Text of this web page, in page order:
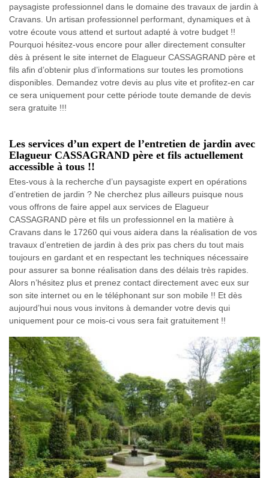
paysagiste professionnel dans le domaine des travaux de jardin à
Cravans. Un artisan professionnel performant, dynamiques et à
votre écoute vous attend et surtout adapté à votre budget !!
Pourquoi hésitez-vous encore pour aller directement consulter
dès à présent le site internet de Elagueur CASSAGRAND père et
fils afin d’obtenir plus d’informations sur toutes les promotions
disponibles. Demandez votre devis au plus vite et profitez-en car
ce sera uniquement pour cette période toute demande de devis
sera gratuite !!!
Les services d’un expert de l’entretien de jardin avec
Elagueur CASSAGRAND père et fils actuellement
accessible à tous !!
Etes-vous à la recherche d’un paysagiste expert en opérations
d’entretien de jardin ? Ne cherchez plus ailleurs puisque nous
vous offrons de faire appel aux services de Elagueur
CASSAGRAND père et fils un professionnel en la matière à
Cravans dans le 17260 qui vous aidera dans la réalisation de vos
travaux d’entretien de jardin à des prix pas chers du tout mais
toujours en gardant et en respectant les techniques nécessaire
pour assurer sa bonne réalisation dans des délais très rapides.
Alors n’hésitez plus et prenez contact directement avec eux sur
son site internet ou en le téléphonant sur son mobile !! Et dès
aujourd’hui nous vous invitons à demander votre devis qui
uniquement pour ce mois-ci vous sera fait gratuitement !!